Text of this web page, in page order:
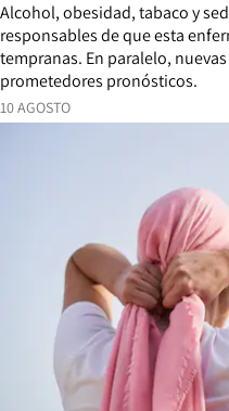
10 AGOSTO
Alcohol, obesidad, tabaco y
responsables de que esta
tempranas. En paralelo,
prometedores pronósticos.